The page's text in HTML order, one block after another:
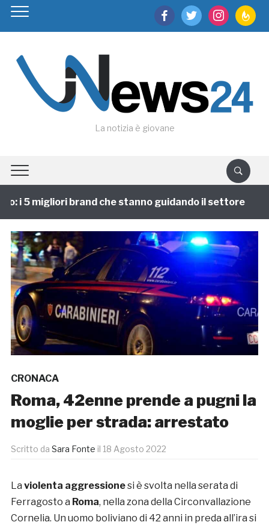
facebooktwitter instagram
La notizia è giovane
i 5 migliori brand che stanno guidando il settore
CRONACA
Roma, 42enne prende a pugni la
moglie per strada: arrestato
Scritto da Sara Fonte il 18 Agosto 2022
La violenta aggressionesi è svolta nella serata di
Ferragosto a Roma, nella zona della Circonvallazione
Cornelia. Un uomo boliviano di 42 anni in preda all’ira si